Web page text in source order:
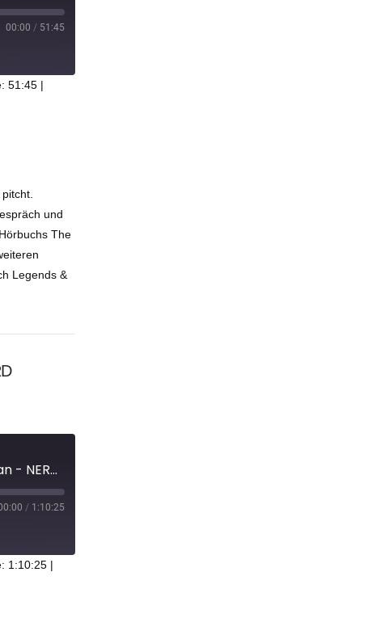
00:00 / 51:45
51:45 |
und
The
Legends &
Rings of She-Hulk: Stone Ocean - NERD FEUILLETON #105
/ 1:10:25
1:10:25 |